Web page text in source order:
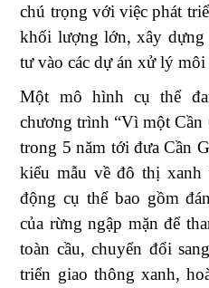
chú trọng với việc phát
khối lượng lớn, xây dựng
tư vào các dự án xử lý
Một mô hình cụ thể
chương trình “Vì một
trong 5 năm tới đưa Cần
kiểu mẫu về đô thị xanh
động cụ thể bao gồm
của rừng ngập mặn để
toàn cầu, chuyển đổi
triển giao thông xanh,